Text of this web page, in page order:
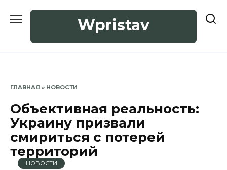
Wpristav
ГЛАВНАЯ » НОВОСТИ
Объективная реальность:
Украину призвали
смириться с потерей
территорий
НОВОСТИ